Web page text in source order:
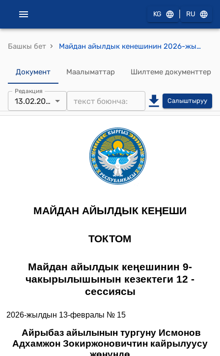
KG RU
Башкы бет › Майдан айылдык кенешинин 2026-жылдын 13-февралындагы №15 "Айрыбаз айылынын тургуну Исмонов Адхамжон Зокиржоновичтин кайрылуусу жөнүндө" токтому
Документ Маалыматтар Шилтеме документтер
Редакция
13.02.2026 Салыштыруу